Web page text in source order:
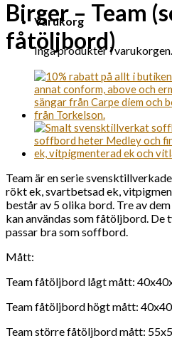
Varukorg
Inga produkter i varukorgen.
Birger – Team
fåtöljbord)
Team är en serie
rökt ek, svartbetsad ek,
består av 5 olika bord. Tre av
kan användas som fåtöljbord. De
passar bra som soffbord.
Mått:
Team fåtöljbord lågt mått:
Team fåtöljbord högt mått:
Team större fåtöljbord mått: